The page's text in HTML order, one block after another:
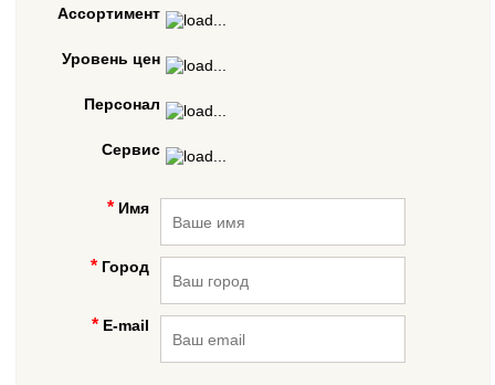
Ассортимент
Уровень цен
Персонал
Сервис
Имя
Город
E-mail